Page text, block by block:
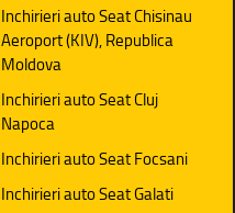
Inchirieri auto Seat Chisinau
Aeroport (KIV), Republica
Moldova
Inchirieri auto Seat Cluj
Napoca
Inchirieri auto Seat Focsani
Inchirieri auto Seat Galati